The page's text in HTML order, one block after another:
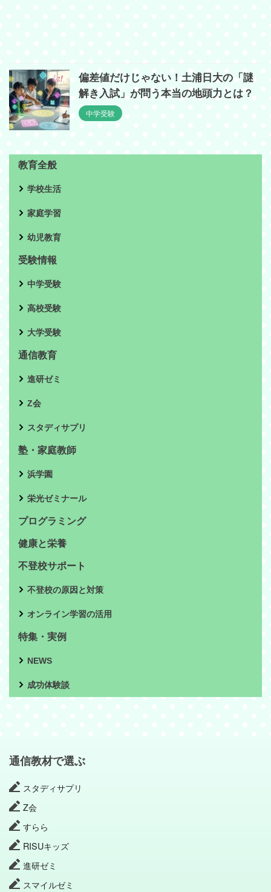
偏差値だけじゃない！土浦日大の「謎
解き入試」が問う本当の地頭力とは？
中学受験
教育全般
学校生活
家庭学習
幼児教育
受験情報
中学受験
高校受験
大学受験
通信教育
進研ゼミ
Z会
スタディサプリ
塾・家庭教師
浜学園
栄光ゼミナール
プログラミング
健康と栄養
不登校サポート
不登校の原因と対策
オンライン学習の活用
特集・実例
NEWS
成功体験談
通信教材で選ぶ
スタディサプリ
Z会
すらら
RISUキッズ
進研ゼミ
スマイルゼミ